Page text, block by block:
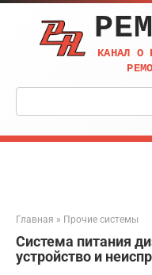
Перейти
контенту
КАНАЛ О
Поиск:
Главная » Прочие системы
Система питания
устройство и